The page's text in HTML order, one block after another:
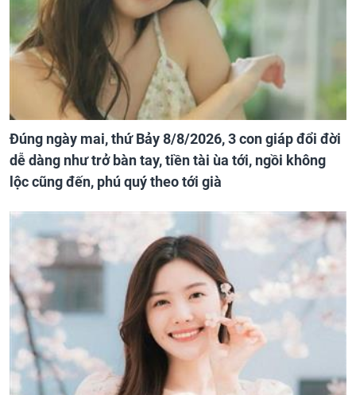
Đúng ngày mai, thứ Bảy 8/8/2026, 3 con giáp đổi đời
dễ dàng như trở bàn tay, tiền tài ùa tới, ngồi không
lộc cũng đến, phú quý theo tới già